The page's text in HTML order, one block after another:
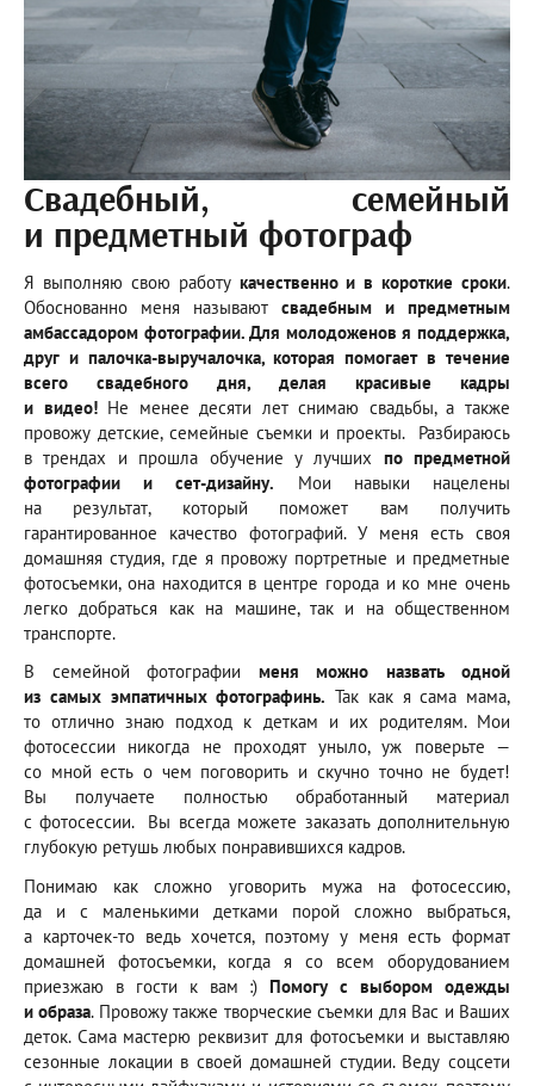
Свадебный, семейный
и предметный фотограф
Я выполняю свою работу качественно и в короткие сроки.
Обоснованно меня называют свадебным и предметным
амбассадором фотографии. Для молодоженов я поддержка,
друг и палочка-выручалочка, которая помогает в течение
всего свадебного дня, делая красивые кадры
и видео! Не менее десяти лет снимаю свадьбы, а также
провожу детские, семейные съемки и проекты. Разбираюсь
в трендах и прошла обучение у лучших по предметной
фотографии и сет-дизайну. Мои навыки нацелены
на результат, который поможет вам получить
гарантированное качество фотографий. У меня есть своя
домашняя студия, где я провожу портретные и предметные
фотосъемки, она находится в центре города и ко мне очень
легко добраться как на машине, так и на общественном
транспорте.
В семейной фотографии меня можно назвать одной
из самых эмпатичных фотографинь. Так как я сама мама,
то отлично знаю подход к деткам и их родителям. Мои
фотосессии никогда не проходят уныло, уж поверьте —
со мной есть о чем поговорить и скучно точно не будет!
Вы получаете полностью обработанный материал
с фотосессии.⠀Вы всегда можете заказать дополнительную
глубокую ретушь любых понравившихся кадров.
Понимаю как сложно уговорить мужа на фотосессию,
да и с маленькими детками порой сложно выбраться,
а карточек-то ведь хочется, поэтому у меня есть формат
домашней фотосъемки, когда я со всем оборудованием
приезжаю в гости к вам :) Помогу с выбором одежды
и образа. Провожу также творческие съемки для Вас и Ваших
деток. Сама мастерю реквизит для фотосъемки и выставляю
сезонные локации в своей домашней студии. Веду соцсети